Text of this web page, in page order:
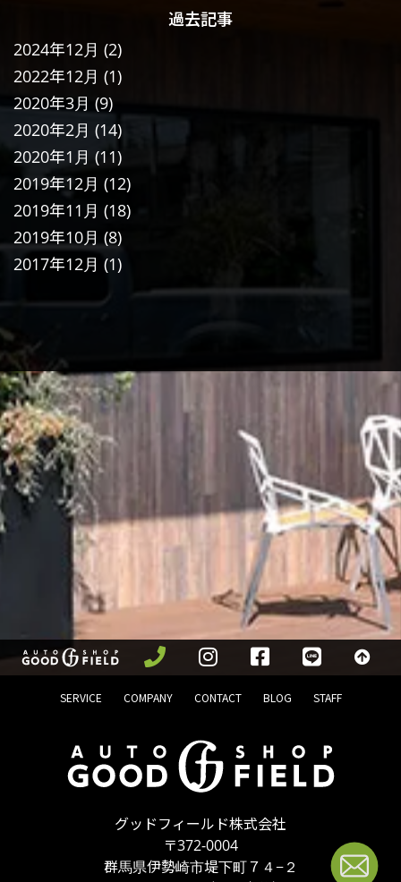
過去記事
2024年12月 (2)
2022年12月 (1)
2020年3月 (9)
2020年2月 (14)
2020年1月 (11)
2019年12月 (12)
2019年11月 (18)
2019年10月 (8)
2017年12月 (1)
SERVICE COMPANY CONTACT BLOG STAFF
グッドフィールド株式会社
〒372-0004
群馬県伊勢崎市堤下町７４−２